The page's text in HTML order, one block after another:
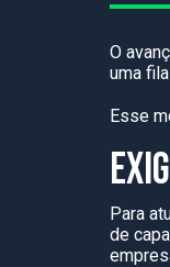
O
uma
Esse
Para
de